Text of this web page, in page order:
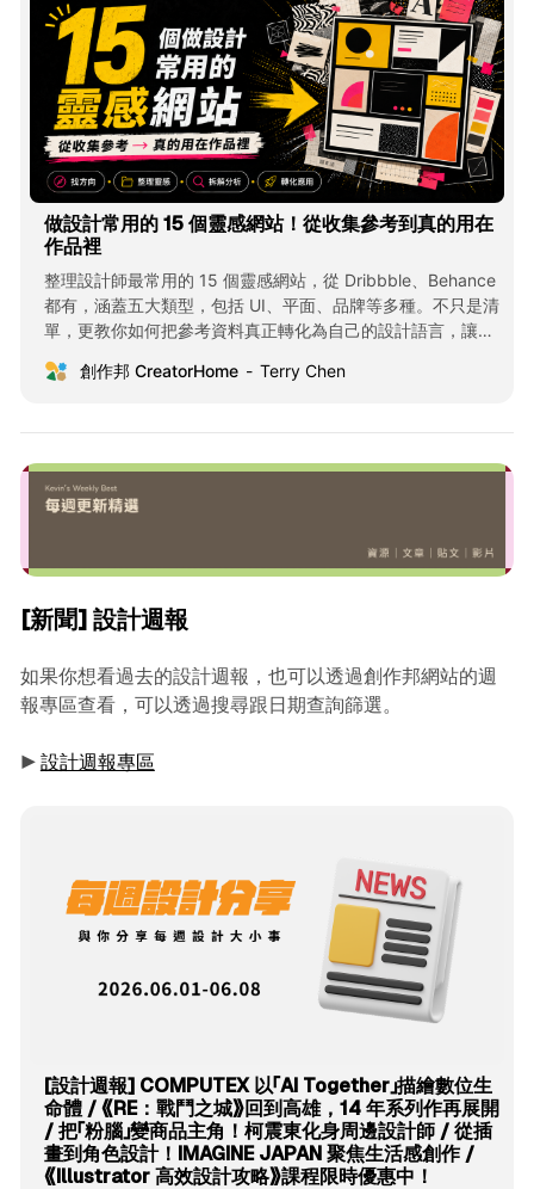
做設計常用的 15 個靈感網站！從收集參考到真的用在
作品裡
整理設計師最常用的 15 個靈感網站，從 Dribbble、Behance
都有，涵蓋五大類型，包括 UI、平面、品牌等多種。不只是清
單，更教你如何把參考資料真正轉化為自己的設計語言，讓靈
創作邦 CreatorHome Terry Chen
[新聞] 設計週報
如果你想看過去的設計週報，也可以透過創作邦網站的週
報專區查看，可以透過搜尋跟日期查詢篩選。
▶︎ 設計週報專區
[設計週報] COMPUTEX 以「AI Together」描繪數位生
命體 / 《RE：戰鬥之城》回到高雄，14 年系列作再展開
/ 把「粉腦」變商品主角！柯震東化身周邊設計師 / 從插
畫到角色設計！IMAGINE JAPAN 聚焦生活感創作 /
《Illustrator 高效設計攻略》課程限時優惠中！